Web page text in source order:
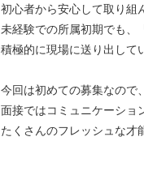
初心者から安心して取り組
未経験での所属初期でも、
積極的に現場に送り出して
今回は初めての募集なので
面接ではコミュニケーショ
たくさんのフレッシュな才